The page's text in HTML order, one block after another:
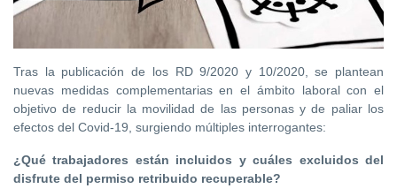
Tras la publicación de los RD 9/2020 y 10/2020, se plantean
nuevas medidas complementarias en el ámbito laboral con el
objetivo de reducir la movilidad de las personas y de paliar los
efectos del Covid-19, surgiendo múltiples interrogantes:
¿Qué trabajadores están incluidos y cuáles excluidos del
disfrute del permiso retribuido recuperable?